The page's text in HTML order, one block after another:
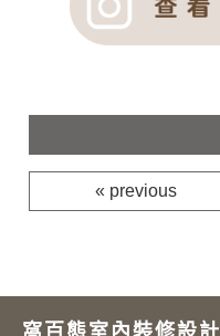
« previous
窩百態室內裝修設計